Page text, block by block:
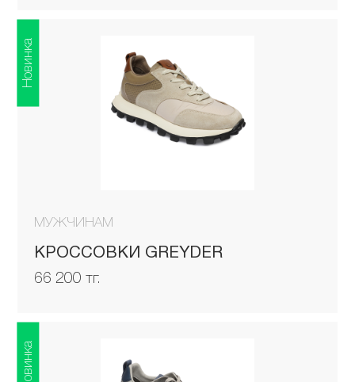
МУЖЧИНАМ
КРОССОВКИ GREYDER
66 200 тг.
Новинка
Новинка